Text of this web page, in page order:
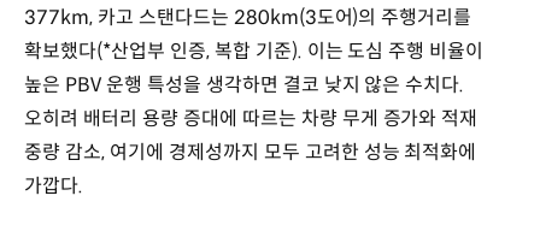
377km, 카고 스탠다드는 280km(3도어)의 주행거리를
확보했다(*산업부 인증, 복합 기준). 이는 도심 주행 비율이
높은 PBV 운행 특성을 생각하면 결코 낮지 않은 수치다.
오히려 배터리 용량 증대에 따르는 차량 무게 증가와 적재
중량 감소, 여기에 경제성까지 모두 고려한 성능 최적화에
가깝다.